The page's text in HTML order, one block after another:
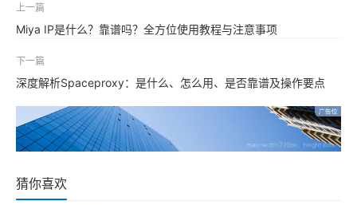
上一篇
Miya IP是什么？靠谱吗？全方位使用教程与注意事项
下一篇
深度解析Spaceproxy：是什么、怎么用、是否靠谱及操作要点
猜你喜欢